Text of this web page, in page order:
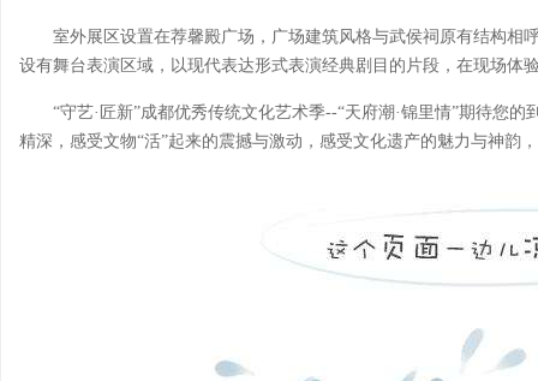
室外展区设置在荐馨殿广场，广场建筑风格与武侯祠原有结构相
设有舞台表演区域，以现代表达形式表演经典剧目的片段，在现场体
“守艺·匠新”成都优秀传统文化艺术季--“天府潮·锦里情”期待您
精深，感受文物“活”起来的震撼与激动，感受文化遗产的魅力与神韵